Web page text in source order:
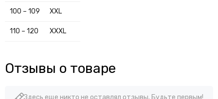
100 – 109 XXL
110 – 120 XXXL
Отзывы о товаре